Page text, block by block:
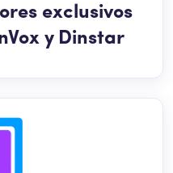
exclusivos
y Dinstar